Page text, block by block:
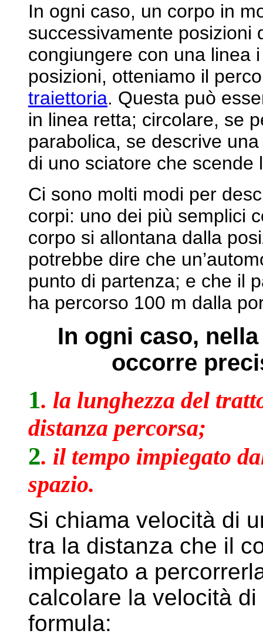
In ogni caso, un corpo in
successivamente posizioni
congiungere con una linea
posizioni, otteniamo il
traiettoria. Questa può
in linea retta; circolare, se
parabolica, se descrive
di uno sciatore che scende
Ci sono molti modi per
corpi: uno dei più semplici
corpo si allontana dalla
potrebbe dire che
punto di partenza; e che il
ha percorso 100 m dalla
In ogni caso,
occorre
1. la lunghezza del
distanza percorsa;
2. il tempo impiegato
spazio.
Si chiama velocità di
tra la distanza che il
impiegato a
calcolare la velocità
formula: